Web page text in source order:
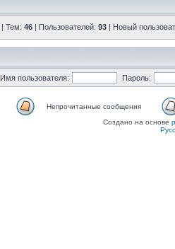
| Тем: 46 | Пользователей: 93 | Новый
Имя пользователя: Пароль:
Непрочитанные сообщения
Создано на основе